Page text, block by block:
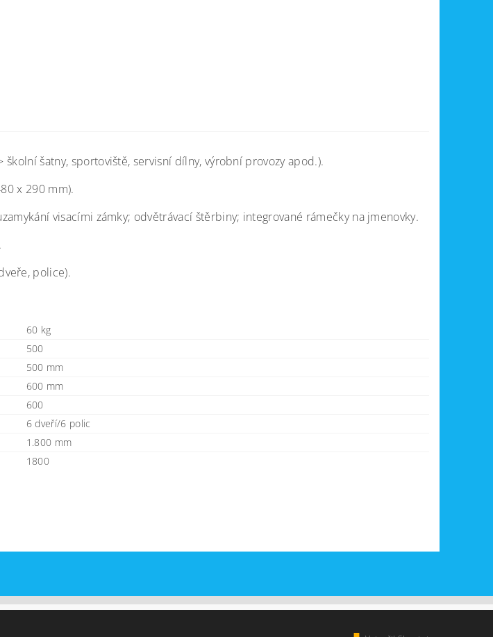
šatny, sportoviště, servisní dílny, výrobní provozy apod.).
x 290 mm).
visacími zámky; odvětrávací štěrbiny; integrované rámečky na jmenovky.
police).
60 kg
500
500 mm
600 mm
600
6 dveří/6 polic
1.800 mm
1800